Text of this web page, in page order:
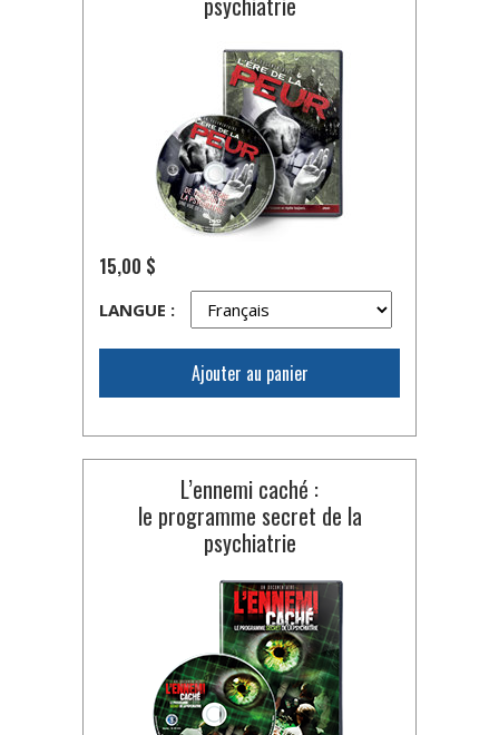
15,00 $
LANGUE :
Ajouter au panier
L’ennemi caché :
le programme secret de la
psychiatrie